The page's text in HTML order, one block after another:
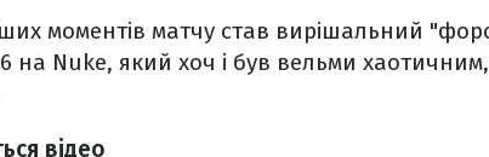
моментів матчу став вирішальний
на Nuke, який хоч і був вельми
відео